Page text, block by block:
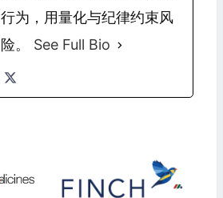
行为，用量化与纪律约束风
险。 See Full Bio